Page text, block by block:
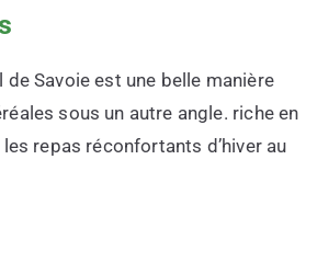
Savoie est une belle manière
sous un autre angle. riche en
repas réconfortants d’hiver au